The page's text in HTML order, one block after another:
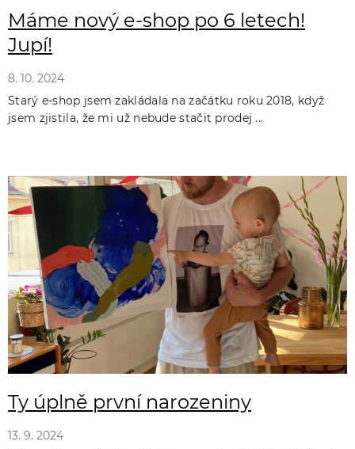
k
ů
Máme nový e-shop po 6 letech!
Jupí!
8. 10. 2024
Starý e-shop jsem zakládala na začátku roku 2018, když
jsem zjistila, že mi už nebude stačit prodej ...
Ty úplně první narozeniny
13. 9. 2024